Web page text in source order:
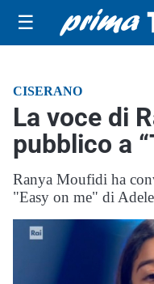
☰
CISERANO
La voce di
pubblico a
Ranya Moufidi ha
"Easy on me" di